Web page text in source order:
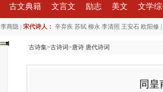
古文典籍 文言文 励志 美文 文学
李商隐 宋代诗人： 辛弃疾 苏轼 柳永 李清照 王安石 欧阳修
古诗集>古诗词>唐诗 唐代诗词
同皇